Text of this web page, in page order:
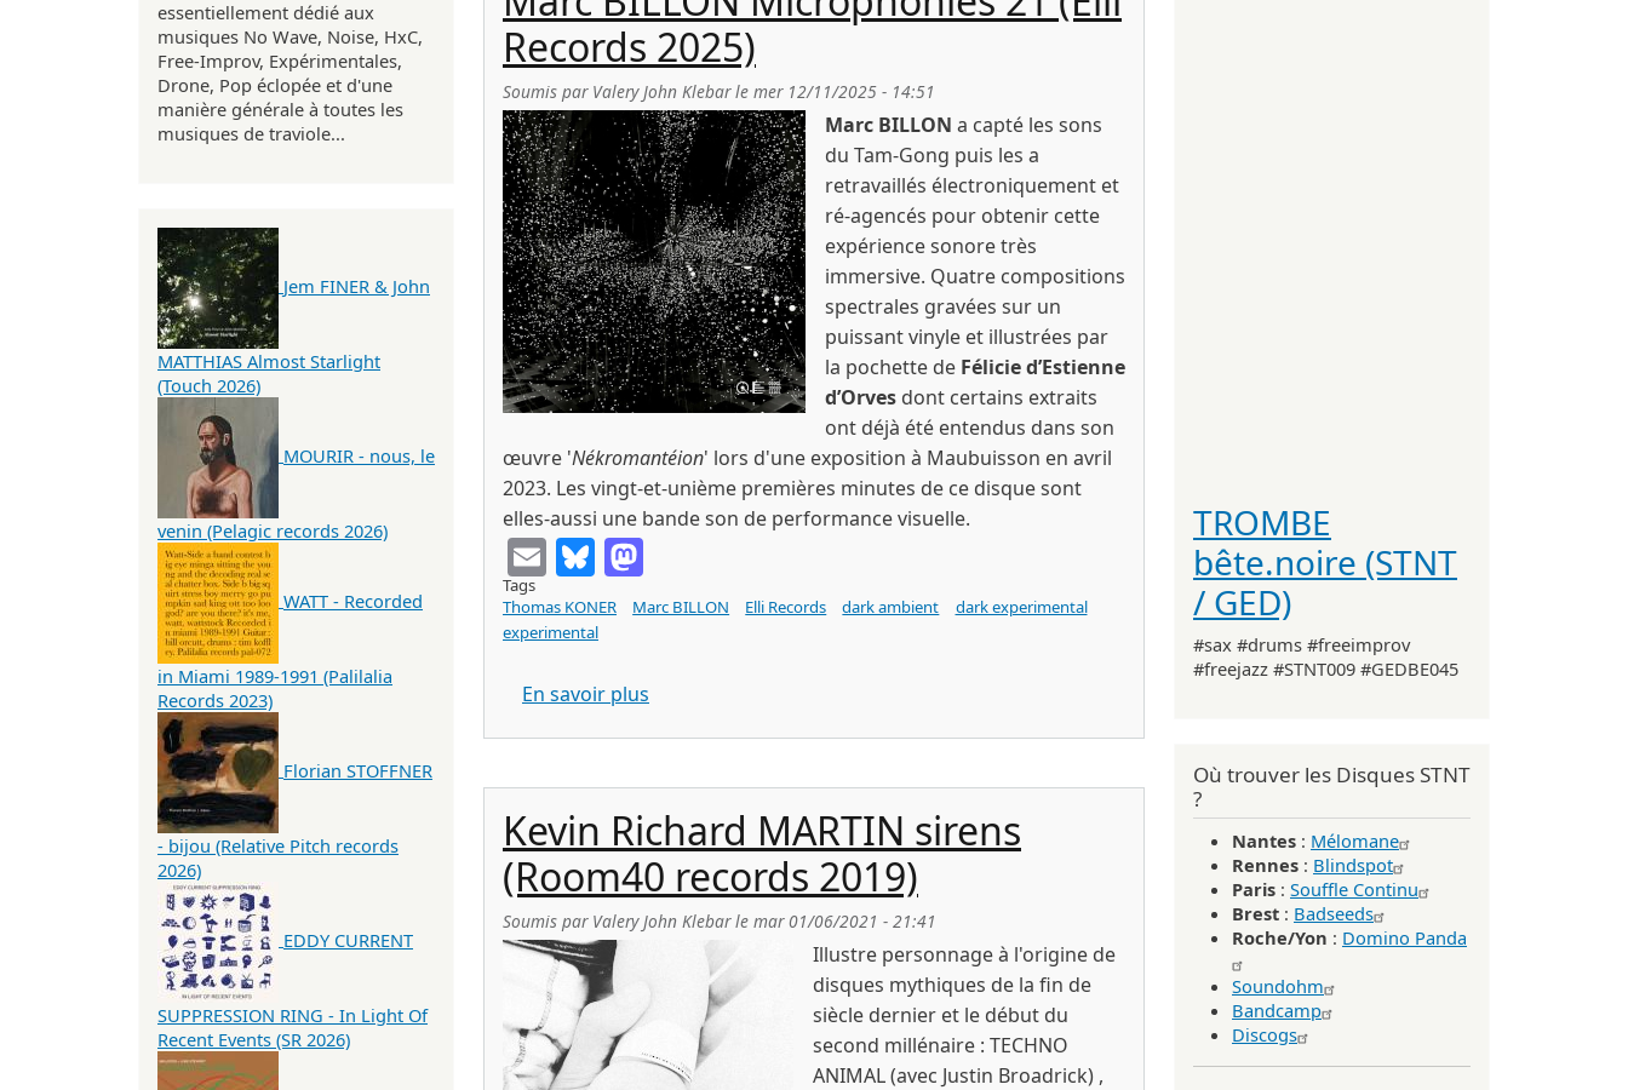
Records 2025)
Soumis par Valery John Klebarle mer 12/11/2025 - 14:51
Marc BILLON a capté les sons
du Tam-Gong puis les a
retravaillés électroniquement et
ré-agencés pour obtenir cette
expérience sonore très
immersive. Quatre compositions
spectrales gravées sur un
puissant vinyle et illustrées par
la pochette de Félicie d’Estienne
d’Orves dont certains extraits
ont déjà été entendus dans son
œuvre 'Nékromantéion' lors d'une exposition à Maubuisson en avril
2023. Les vingt-et-unième premières minutes de ce disque sont
elles-aussi une bande son de performance visuelle.
EmailBluesky
Tags
Thomas KONER
Marc BILLON Elli Records dark ambient
dark experimental
experimental
En savoir plus
Kevin Richard MARTIN sirens
(Room40 records 2019)
Soumis par Valery John Klebarle mar 01/06/2021 - 21:41
Illustre personnage à l'origine de
disques mythiques de la fin de
siècle dernier et le début du
second millénaire : TECHNO
ANIMAL (avec Justin Broadrick) ,
essentiellement dédié aux
musiques No Wave, Noise, HxC,
Free-Improv, Expérimentales,
Drone, Pop éclopée et d'une
manière générale à toutes les
musiques de traviole...
Jem FINER & John
MATTHIAS Almost Starlight
(Touch 2026)
MOURIR - nous, le
venin (Pelagic records 2026)
WATT - Recorded
in Miami 1989-1991 (Palilalia
Records 2023)
Florian STOFFNER
- bijou (Relative Pitch records
2026)
EDDY CURRENT
SUPPRESSION RING - In Light Of
Recent Events (SR 2026)
TROMBE
bête.noire (STNT
/ GED)
#sax #drums #freeimprov
#freejazz #STNT009 #GEDBE045
Où trouver les Disques STNT
?
Nantes : Mélomane
Rennes : Blindspot
Paris : Souffle Continu
Brest : Badseeds
Roche/Yon : Domino Panda
Soundohm
Bandcamp
Discogs